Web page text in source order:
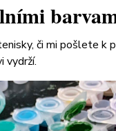
či mi pošlete k
vydrží.